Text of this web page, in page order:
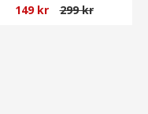
149 kr 299 kr